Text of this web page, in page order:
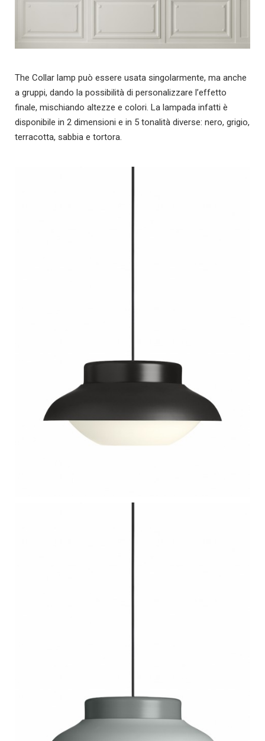
The Collar lamp può essere usata singolarmente, ma anche
a gruppi, dando la possibilità di personalizzare l’effetto
finale, mischiando altezze e colori. La lampada infatti è
disponibile in 2 dimensioni e in 5 tonalità diverse: nero, grigio,
terracotta, sabbia e tortora.